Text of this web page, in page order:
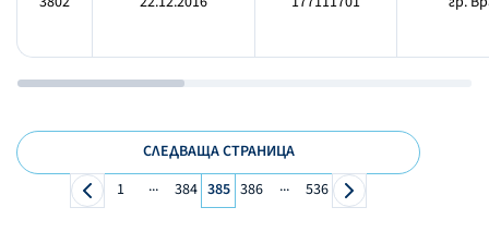
СЛЕДВАЩА СТРАНИЦА
1
... 384 385 386 ... 536